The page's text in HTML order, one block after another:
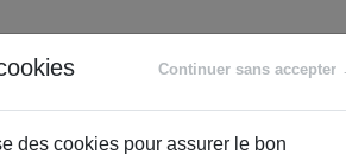
ACCOMPAGNEMENT
Continuer sans accepter
des cookies pour assurer le bon